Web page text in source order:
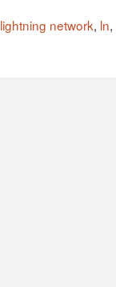
lightning network, ln,